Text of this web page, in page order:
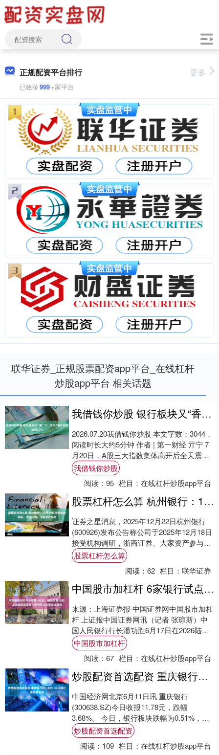
正规配资平台排行
已收录999+家平台
更多
联华证券_正规股票配资app平台_在线杠杆
炒股app平台 相关话题
我借钱你炒股 银行板块又“香”了，过半个股7月涨幅超10%
2026.07.20我借钱你炒股 本文字数：3044，
阅读时长大约5分钟 作者 | 第一财经 亓宁 7
月20日，A股三大指数集体高开后全天震
荡，上证指数未能收复....
我借钱你炒股
阅读：95 栏目：在线杠杆炒股app平台
股票杠杆怎么算 杭州银行：12月18日接受机构调研，浙商证券、大家资产参与
证券之星消息，2025年12月22日杭州银行
(600926)发布公告称公司于2025年12月18日
接受机构调研，浙商证券、大家资产参与。
具体内容如下： 问：四....
股票杠杆怎么算
阅读：62 栏目：联华证券
中国股市加杠杆 6家银行试点、首批交易达成！上海自贸区离岸人民币外汇交易试点启动
来源：上海证券报·中国证券网中国股市加杠
杆 上证报中国证券网讯（记者 张琼斯）中
国人民银行行长潘功胜6月17日在2026陆家
嘴论坛上宣布了即将出台的六项政策措施....
中国股市加杠杆
阅读：67 栏目：在线杠杆炒股app平台
炒股配资首选配资 重庆银行跌3.68% 42只银行股涨幅垫底
中国经济网北京6月11日讯 重庆银行
(300638.SZ)今日收报11.78元，跌幅
3.68%。 今日，银行板块跌幅为0.51%，重
庆银行股价涨跌幅垫底银行板块....
炒股配资首选配资
阅读： 109 栏目：在线杠杆炒股app平台